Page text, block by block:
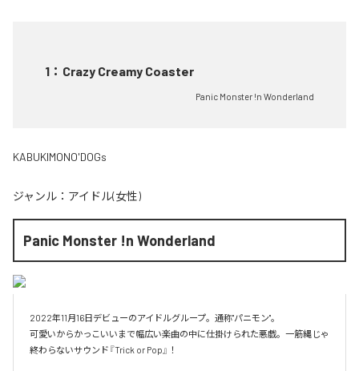
1 ： Crazy Creamy Coaster
Panic Monster !n Wonderland
KABUKIMONO'DOGs
ジャンル： アイドル(女性)
Panic Monster !n Wonderland
2022年11月16日デビューのアイドルグループ。通称"パニモン"。
可愛いからかっこいいまで幅広い楽曲の中に仕掛けられた悪戯。一筋縄じゃ
終わらないサウンド『Trick or Pop』！